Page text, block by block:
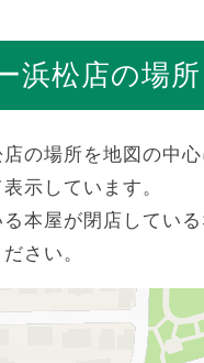
浜松店の場所
の場所を地図の中
示しています。
本屋が閉店してい
さい。